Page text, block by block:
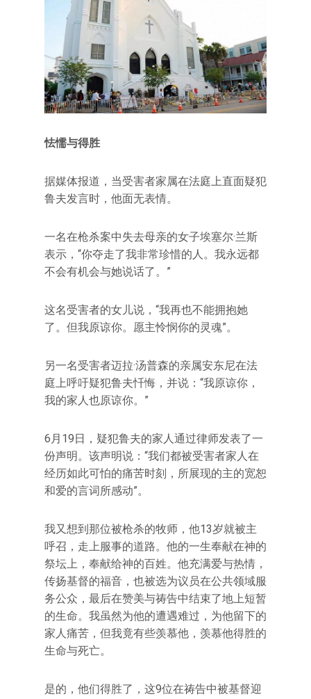
怯懦与得胜
据媒体报道，当受害者家属在法庭上直面疑犯
鲁夫发言时，他面无表情。
一名在枪杀案中失去母亲的女子埃塞尔·兰斯
表示，“你夺走了我非常珍惜的人。我永远都
不会有机会与她说话了。”
这名受害者的女儿说，“我再也不能拥抱她
了。但我原谅你。愿主怜悯你的灵魂”。
另一名受害者迈拉·汤普森的亲属安东尼在法
庭上呼吁疑犯鲁夫忏悔，并说：“我原谅你，
我的家人也原谅你。”
6月19日，疑犯鲁夫的家人通过律师发表了一
份声明。该声明说：“我们都被受害者家人在
经历如此可怕的痛苦时刻，所展现的主的宽恕
和爱的言词所感动”。
我又想到那位被枪杀的牧师，他13岁就被主
呼召，走上服事的道路。他的一生奉献在神的
祭坛上，奉献给神的百姓。他充满爱与热情，
传扬基督的福音，也被选为议员在公共领域服
务公众，最后在赞美与祷告中结束了地上短暂
的生命。我虽然为他的遭遇难过，为他留下的
家人痛苦，但我竟有些羡慕他，羡慕他得胜的
生命与死亡。
是的，他们得胜了，这9位在祷告中被基督迎